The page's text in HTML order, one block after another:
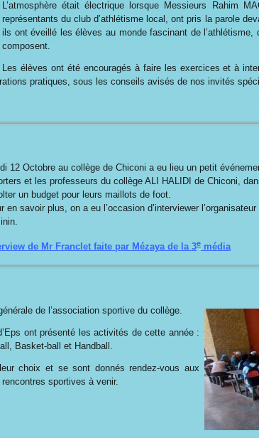
L’atmosphère était électrique lorsque Messieurs Rahim
représentants du club d’athlétisme local, ont pris la parole
ils ont éveillé les élèves au monde fascinant de
composent.
Les élèves ont été encouragés à faire les exercices et à
pratiques, sous les conseils avisés de nos invités
12 Octobre au collège de Chiconi a eu lieu un petit
et les professeurs du collège ALI HALIDI de Chiconi,
un budget pour leurs maillots de foot.
en savoir plus, on a eu l’occasion d’interviewer
de Mr Franclet faite par Mézaya de la 3e média
de l’association sportive du collège.
ont présenté les activités de cette année :
Basket-ball et Handball.
choix et se sont donnés rendez-vous aux
sportives à venir.